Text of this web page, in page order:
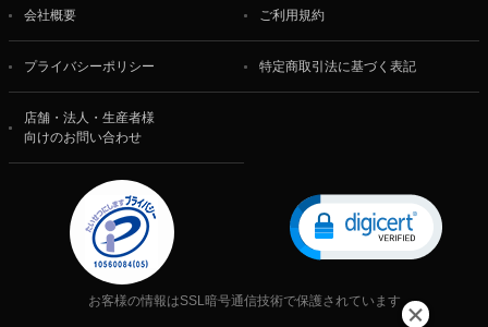
会社概要 ご利用規約
プライバシーポリシー 特定商取引法に基づく表記
店舗・法人・生産者様
向けのお問い合わせ
お客様の情報はSSL暗号通信技術で保護されています